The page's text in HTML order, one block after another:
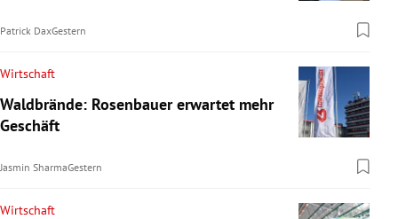
Patrick DaxGestern
Wirtschaft
Waldbrände: Rosenbauer erwartet mehr
Geschäft
Jasmin SharmaGestern
Wirtschaft